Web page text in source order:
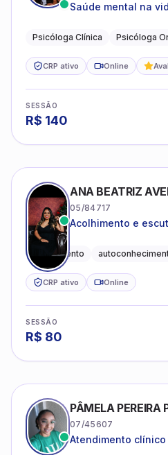
Saúde mental na
Psicóloga Clínica Psicóloga
CRP ativo Online
SESSÃO
R$ 140
ANA BEATRIZ
05/84717
Acolhimento e
Acolhimento
CRP ativo Online
SESSÃO
R$ 80
PÂMELA PEREIRA
07/45607
Atendimento